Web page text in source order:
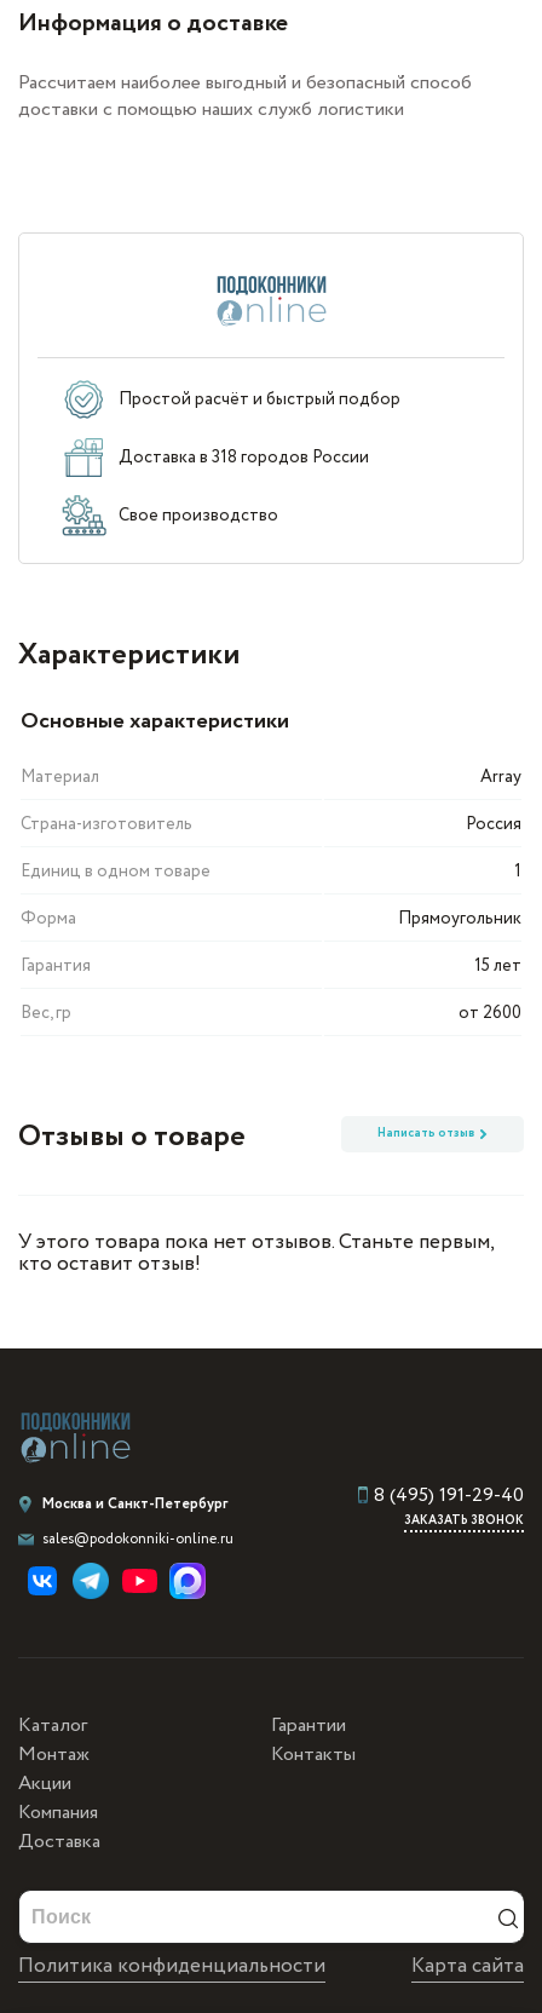
Информация о доставке
Рассчитаем наиболее выгодный и безопасный способ
доставки с помощью наших служб логистики
Простой расчёт и быстрый подбор
Доставка в 318 городов России
Свое производство
Характеристики
Основные характеристики
Материал
Array
Страна-изготовитель
Россия
Единиц в одном товаре
1
Форма
Прямоугольник
Гарантия
15 лет
Вес, гр
от 2600
Отзывы о товаре Написать отзыв
У этого товара пока нет отзывов. Станьте первым,
кто оставит отзыв!
Москва и Санкт-Петербург
sales@podokonniki-online.ru
8 (495) 191-29-40
ЗАКАЗАТЬ ЗВОНОК
Каталог
Монтаж
Акции
Компания
Доставка
Гарантии
Контакты
Карта сайта
Политика конфиденциальности